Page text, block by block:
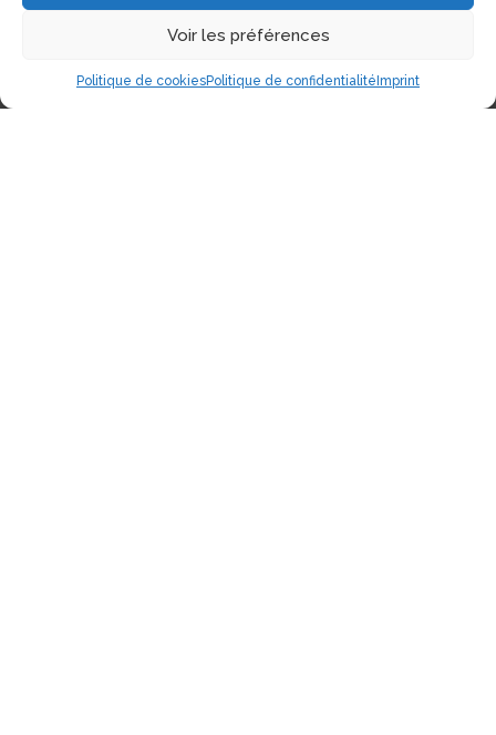
Voir les préférences
Politique de cookiesPolitique de confidentialité Imprint
info@electrolibre.ca